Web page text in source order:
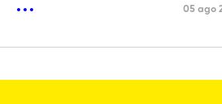
05 ago